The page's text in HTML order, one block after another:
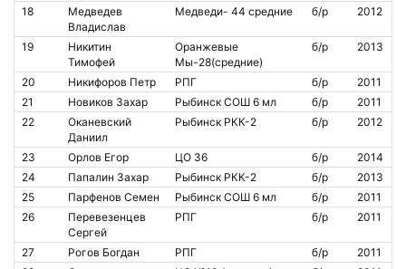
18
Медведев
Владислав
Медведи- 44 средние б/р 2012
19
Никитин
Тимофей
Оранжевые
Мы-28(средние)
б/р 2013
20 Никифоров Петр РПГ б/р
2011
21
Новиков Захар Рыбинск СОШ 6 мл б/р
2011
22
Оканевский
Даниил
Рыбинск РКК-2 б/р 2012
23 Орлов Егор ЦО 36 б/р
2014
24
Папалин Захар Рыбинск РКК-2 б/р
2013
25
Парфенов Семен Рыбинск СОШ 6 мл б/р
2011
26
Перевезенцев
Сергей
РПГ б/р 2011
27 Рогов Богдан РПГ б/р
2011